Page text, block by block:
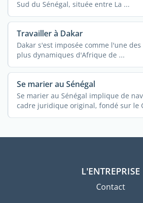
Sud du Sénégal, située entre La ...
Travailler à Dakar
Dakar s'est imposée comme l'une
plus dynamiques d'Afrique de ...
Se marier au Sénégal
Se marier au Sénégal implique de
cadre juridique original, fondé sur le
L'ENTREPRISE
Contact